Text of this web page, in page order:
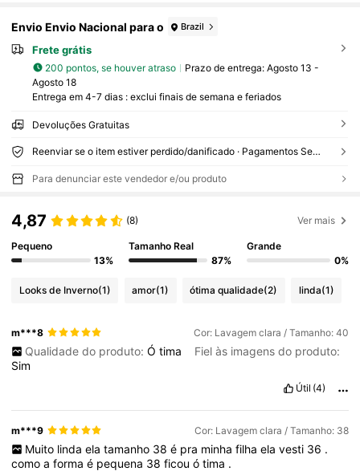
Envio Envio Nacional para o Brazil
Frete grátis
200 pontos, se houver atraso Prazo de entrega: Agosto 13 -
Agosto 18
Entrega em 4-7 dias : exclui finais de semana e feriados
Devoluções Gratuitas
Reenviar se o item estiver perdido/danificado · Pagamentos Seguros · Proteção de privacidade
Para denunciar este vendedor e/ou produto
4,87 (8) Ver mais
Pequeno
13%
Tamanho Real
87%
Grande
0%
Looks de Inverno(1) amor(1) ótima qualidade(2) linda(1)
m***8 Cor: Lavagem clara / Tamanho: 40
Qualidade do produto: Ó tima
Fiel às imagens do produto:
Sim
Útil (4)
m***9 Cor: Lavagem clara / Tamanho: 38
Muito linda ela tamanho 38 é pra minha filha ela vesti 36 .
comoaformaé pequena 38ficouótima .